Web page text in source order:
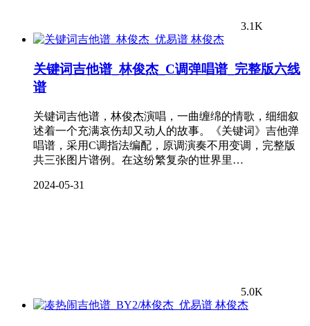
3.1K
林俊杰
关键词吉他谱_林俊杰_C调弹唱谱_完整版六线
谱
关键词吉他谱，林俊杰演唱，一曲缠绵的情歌，细细叙
述着一个充满哀伤却又动人的故事。《关键词》吉他弹
唱谱，采用C调指法编配，原调演奏不用变调，完整版
共三张图片谱例。在这纷繁复杂的世界里…
2024-05-31
5.0K
林俊杰